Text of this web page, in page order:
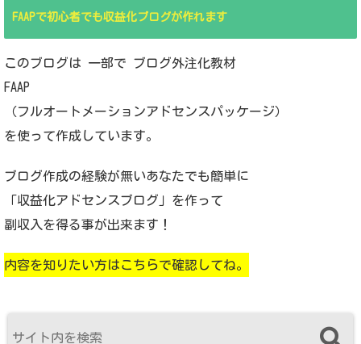
FAAPで初心者でも収益化ブログが作れます
このブログは 一部で ブログ外注化教材
FAAP
（フルオートメーションアドセンスパッケージ）
を使って作成しています。
ブログ作成の経験が無いあなたでも簡単に
「収益化アドセンスブログ」を作って
副収入を得る事が出来ます！
内容を知りたい方はこちらで確認してね。